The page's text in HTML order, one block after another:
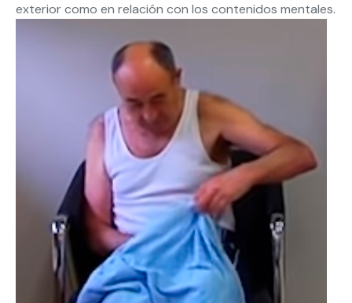
exterior como en relación con los contenidos mentales.